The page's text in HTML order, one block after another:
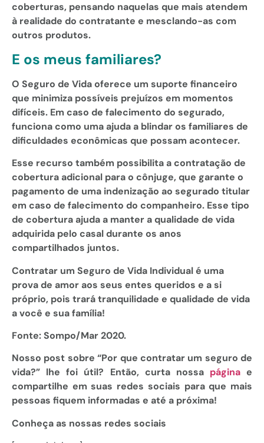
coberturas, pensando naquelas que mais atendem
à realidade do contratante e mesclando-as com
outros produtos.
E os meus familiares?
O Seguro de Vida oferece um suporte financeiro
que minimiza possíveis prejuízos em momentos
difíceis. Em caso de falecimento do segurado,
funciona como uma ajuda a blindar os familiares de
dificuldades econômicas que possam acontecer.
Esse recurso também possibilita a contratação de
cobertura adicional para o cônjuge, que garante o
pagamento de uma indenização ao segurado titular
em caso de falecimento do companheiro. Esse tipo
de cobertura ajuda a manter a qualidade de vida
adquirida pelo casal durante os anos
compartilhados juntos.
Contratar um Seguro de Vida Individual é uma
prova de amor aos seus entes queridos e a si
próprio, pois trará tranquilidade e qualidade de vida
a você e sua família!
Fonte: Sompo/Mar 2020.
Nosso post sobre “Por que contratar um seguro de
vida?” lhe foi útil? Então, curta nossa páginae
compartilhe em suas redes sociais para que mais
pessoas fiquem informadas e até a próxima!
Conheça as nossas redes sociais